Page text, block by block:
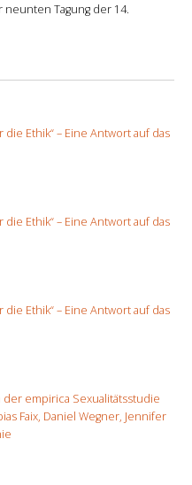
Tagung der 14.
die Ethik“ – Eine Antwort auf das
die Ethik“ – Eine Antwort auf das
die Ethik“ – Eine Antwort auf das
empirica Sexualitätsstudie
Faix, Daniel Wegner, Jennifer